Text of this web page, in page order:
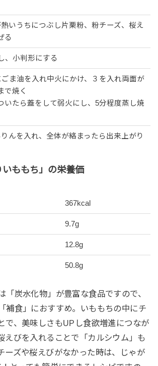
いうちにつぶし片栗粉、粉チーズ、桜え
る
、小判形にする
ま油を入れ中火にかけ、３を入れ両面が
で焼く
いたら蓋をして弱火にし、5分程度蒸し焼
んを入れ、全体が絡まったら出来上がり
いももち」の栄養価
367kcal
9.7g
12.8g
50.8g
「炭水化物」が豊富な食品ですので、
補食」におすすめ。いももちの中にチ
で、美味しさもUPし食欲増進につなが
えびを入れることで「カルシウム」も
ーズや桜えびがなかった時は、じゃが